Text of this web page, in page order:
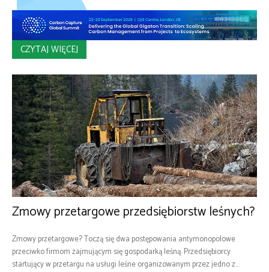
CZYTAJ WIĘCEJ
Zmowy przetargowe przedsiębiorstw leśnych?
Zmowy przetargowe? Toczą się dwa postępowania antymonopolowe
przeciwko firmom zajmującym się gospodarką leśną. Przedsiębiorcy
startujący w przetargu na usługi leśne organizowanym przez jedno z...